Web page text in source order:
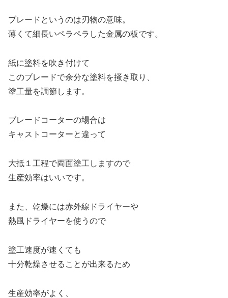
ブレードというのは刃物の意味。
薄くて細長いペラペラした金属の板です。
紙に塗料を吹き付けて
このブレードで余分な塗料を掻き取り、
塗工量を調節します。
ブレードコーターの場合は
キャストコーターと違って
大抵１工程で両面塗工しますので
生産効率はいいです。
また、乾燥には赤外線ドライヤーや
熱風ドライヤーを使うので
塗工速度が速くても
十分乾燥させることが出来るため
生産効率がよく、